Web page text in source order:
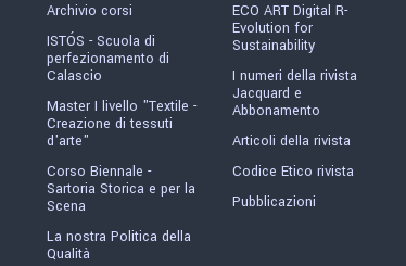
Archivio corsi
ISTÓS - Scuola di
perfezionamento di
Calascio
Master I livello "Textile -
Creazione di tessuti
d'arte"
Corso Biennale -
Sartoria Storica e per la
Scena
La nostra Politica della
Qualità
ECO ART Digital R-
Evolution for
Sustainability
I numeri della rivista
Jacquard e
Abbonamento
Articoli della rivista
Codice Etico rivista
Pubblicazioni